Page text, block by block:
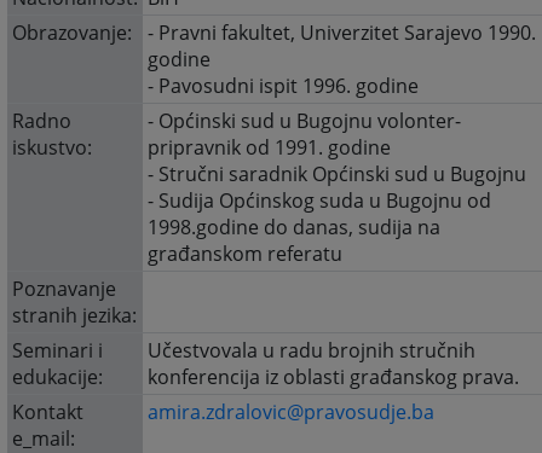
Obrazovanje:
- Pravni fakultet, Univerzitet Sarajevo 1990.
godine
- Pavosudni ispit 1996. godine
Radno
iskustvo:
- Općinski sud u Bugojnu volonter-
pripravnik od 1991. godine
- Stručni saradnik Općinski sud u Bugojnu
- Sudija Općinskog suda u Bugojnu od
1998.godine do danas, sudija na
građanskom referatu
Poznavanje
stranih jezika:
Seminari i
edukacije:
Učestvovala u radu brojnih stručnih
konferencija iz oblasti građanskog prava.
Kontakt
e_mail:
amira.zdralovic@pravosudje.ba